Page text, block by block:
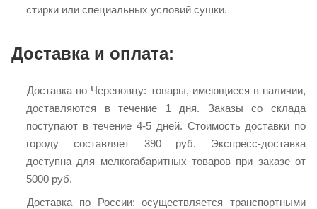
стирки или специальных условий сушки.​
Доставка и оплата:
Доставка по Череповцу: товары, имеющиеся в наличии,
доставляются в течение 1 дня. Заказы со склада
поступают в течение 4-5 дней. Стоимость доставки по
городу составляет 390 руб. Экспресс-доставка
доступна для мелкогабаритных товаров при заказе от
5000 руб.​
Доставка по России: осуществляется транспортными